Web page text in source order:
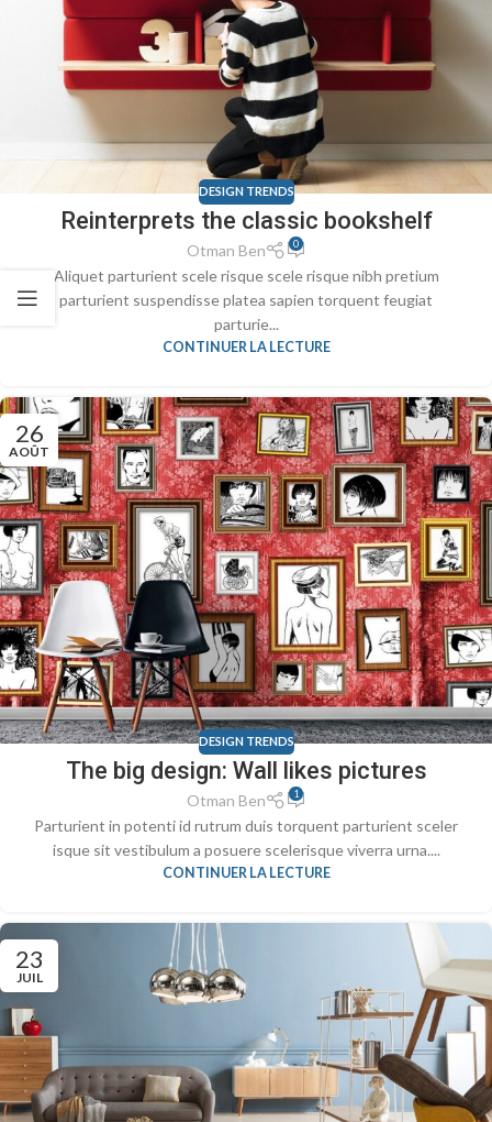
DESIGN TRENDS
Reinterprets the classic bookshelf
Otman Ben 0
Aliquet parturient scele risque scele risque nibh pretium
parturient suspendisse platea sapien torquent feugiat
parturie...
CONTINUER LA LECTURE
26
AOÛT
DESIGN TRENDS
The big design: Wall likes pictures
Otman Ben 1
Parturient in potenti id rutrum duis torquent parturient sceler
isque sit vestibulum a posuere scelerisque viverra urna....
CONTINUER LA LECTURE
23
JUIL